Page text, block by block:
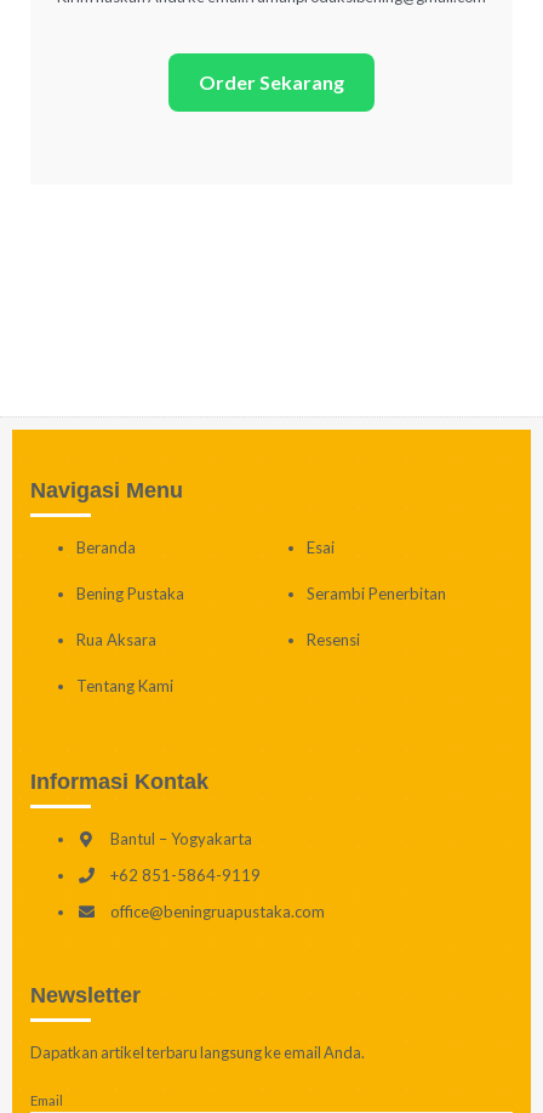
Order Sekarang
Navigasi Menu
Beranda Esai
Bening Pustaka Serambi Penerbitan
Rua Aksara Resensi
Tentang Kami
Informasi Kontak
Bantul – Yogyakarta
+62 851-5864-9119
office@beningruapustaka.com
Newsletter
Dapatkan artikel terbaru langsung ke email Anda.
Email